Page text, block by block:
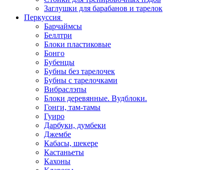
Заглушки для барабанов и тарелок
Перкуссия
Барчаймсы
Беллтри
Блоки пластиковые
Бонго
Бубенцы
Бубны без тарелочек
Бубны с тарелочками
Вибраслэпы
Блоки деревянные. Вудблоки.
Гонги, там-тамы
Гуиро
Дарбуки, думбеки
Джембе
Кабасы, шекере
Кастаньеты
Кахоны